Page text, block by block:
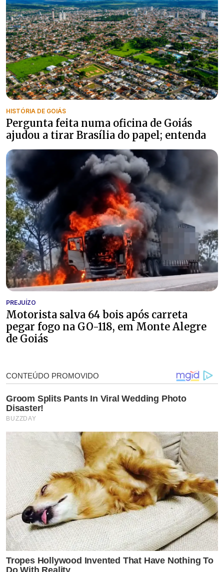
HISTÓRIA DE GOIÁS
Pergunta feita numa oficina de Goiás
ajudou a tirar Brasília do papel; entenda
PREJUÍZO
Motorista salva 64 bois após carreta
pegar fogo na GO-118, em Monte Alegre
de Goiás